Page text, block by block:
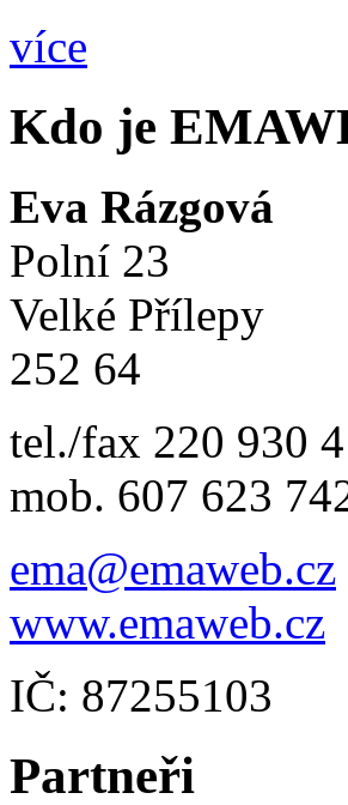
více
Kdo je
Eva Rázgová
Polní 23
Velké Přílepy
252 64
tel./fax 220 930
mob. 607 623
ema@emaweb.cz
www.emaweb.cz
IČ: 87255103
Partneři